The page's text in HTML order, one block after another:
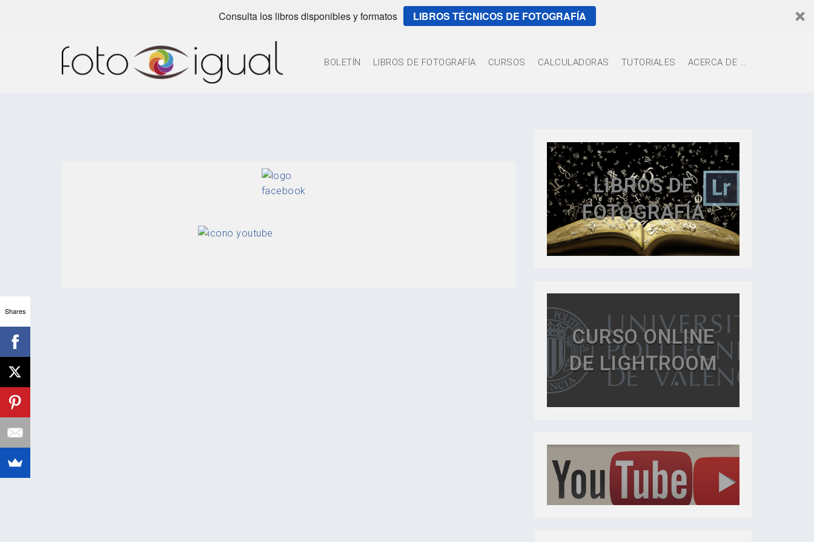
Consulta los libros disponibles y formatos LIBROS TÉCNICOS DE FOTOGRAFÍA
BOLETÍN LIBROS DE FOTOGRAFÍA CURSOS CALCULADORAS TUTORIALES ACERCA DE …
LIBROS DE
FOTOGRAFÍA
CURSO ONLINE
DE LIGHTROOM
Shares